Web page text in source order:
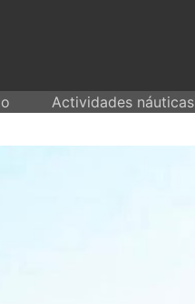
Actividades náuticas